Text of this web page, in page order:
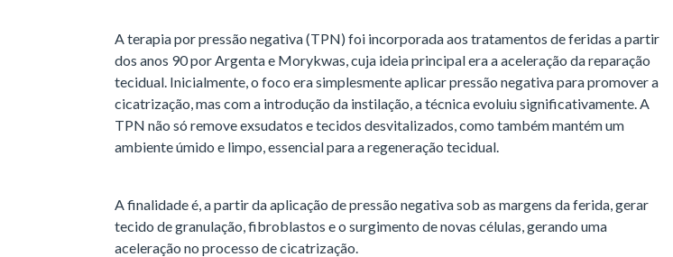
A terapia por pressão negativa (TPN) foi incorporada aos tratamentos de feridas a partir
dos anos 90 por Argenta e Morykwas, cuja ideia principal era a aceleração da reparação
tecidual. Inicialmente, o foco era simplesmente aplicar pressão negativa para promover a
cicatrização, mas com a introdução da instilação, a técnica evoluiu significativamente. A
TPN não só remove exsudatos e tecidos desvitalizados, como também mantém um
ambiente úmido e limpo, essencial para a regeneração tecidual.
A finalidade é, a partir da aplicação de pressão negativa sob as margens da ferida, gerar
tecido de granulação, fibroblastos e o surgimento de novas células, gerando uma
aceleração no processo de cicatrização.